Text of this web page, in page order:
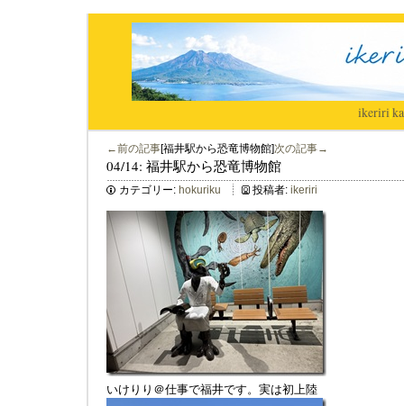
ikeriri|
←前の記事[福井駅から恐竜博物館]次の記事→
04/14: 福井駅から恐竜博物館
カテゴリー: hokuriku 投稿者: ikeriri
いけりり＠仕事で福井です。実は初上陸